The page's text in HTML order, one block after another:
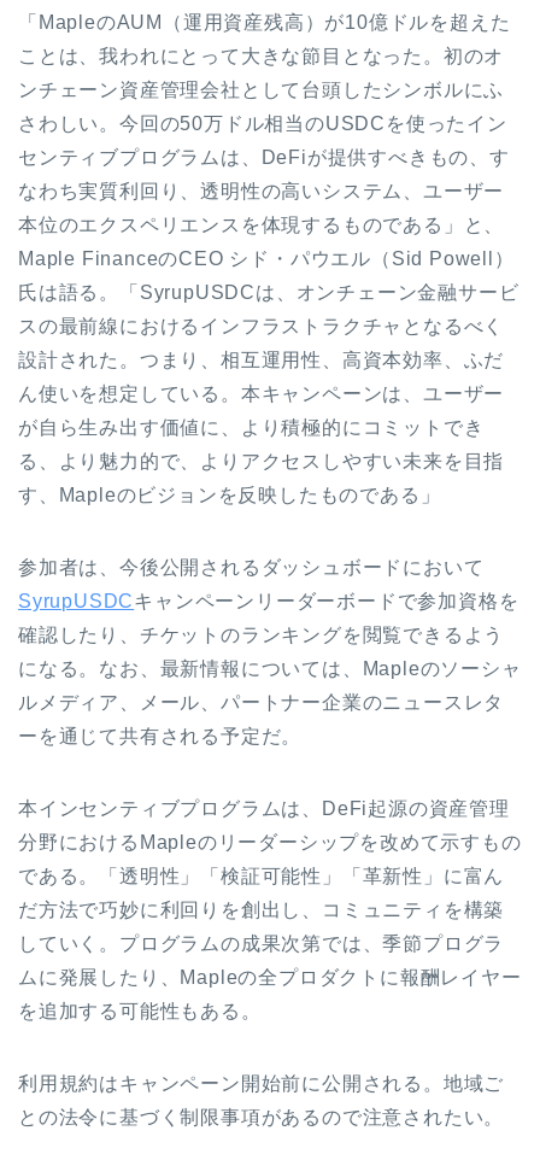
「MapleのAUM（運用資産残高）が10億ドルを超えた
ことは、我われにとって大きな節目となった。初のオ
ンチェーン資産管理会社として台頭したシンボルにふ
さわしい。今回の50万ドル相当のUSDCを使ったイン
センティブプログラムは、DeFiが提供すべきもの、す
なわち実質利回り、透明性の高いシステム、ユーザー
本位のエクスペリエンスを体現するものである」と、
Maple FinanceのCEO シド・パウエル（Sid Powell）
氏は語る。「SyrupUSDCは、オンチェーン金融サービ
スの最前線におけるインフラストラクチャとなるべく
設計された。つまり、相互運用性、高資本効率、ふだ
ん使いを想定している。本キャンペーンは、ユーザー
が自ら生み出す価値に、より積極的にコミットでき
る、より魅力的で、よりアクセスしやすい未来を目指
す、Mapleのビジョンを反映したものである」
参加者は、今後公開されるダッシュボードにおいて
SyrupUSDCキャンペーンリーダーボードで参加資格を
確認したり、チケットのランキングを閲覧できるよう
になる。なお、最新情報については、Mapleのソーシャ
ルメディア、メール、パートナー企業のニュースレタ
ーを通じて共有される予定だ。
本インセンティブプログラムは、DeFi起源の資産管理
分野におけるMapleのリーダーシップを改めて示すもの
である。「透明性」「検証可能性」「革新性」に富ん
だ方法で巧妙に利回りを創出し、コミュニティを構築
していく。プログラムの成果次第では、季節プログラ
ムに発展したり、Mapleの全プロダクトに報酬レイヤー
を追加する可能性もある。
利用規約はキャンペーン開始前に公開される。地域ご
との法令に基づく制限事項があるので注意されたい。